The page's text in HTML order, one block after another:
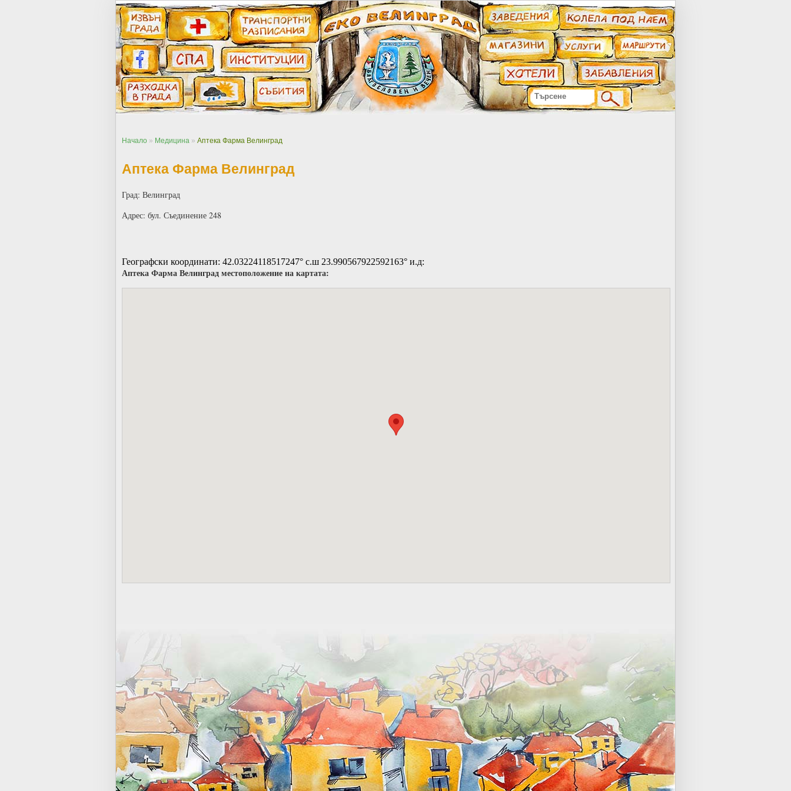
Начало » Медицина » Аптека Фарма Велинград
Аптека Фарма Велинград
Град: Велинград
Адрес: бул. Съединение 248
Географски координати: 42.03224118517247° с.ш 23.990567922592163° и.д:
Аптека Фарма Велинград местоположение на картата: